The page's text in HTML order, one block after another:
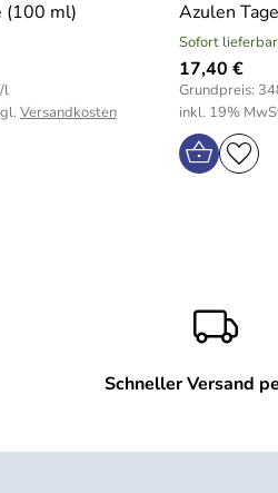
(100 ml)
l
Versandkosten
Azulen
Sofort lieferbar
17,40 €
Grundpreis:
inkl. 19%
Schneller Versand